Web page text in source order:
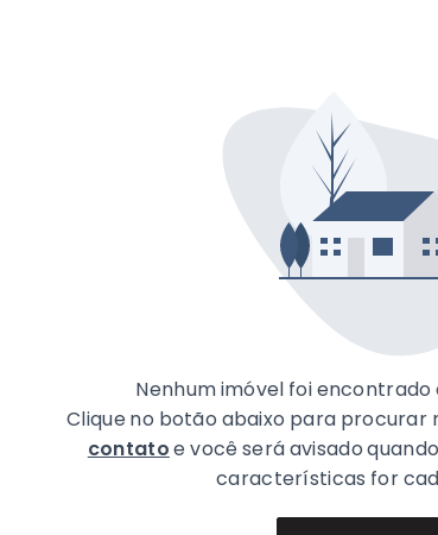
Nenhum imóvel foi encontrado
Clique no botão abaixo para procurar
contatoe você será avisado
características for